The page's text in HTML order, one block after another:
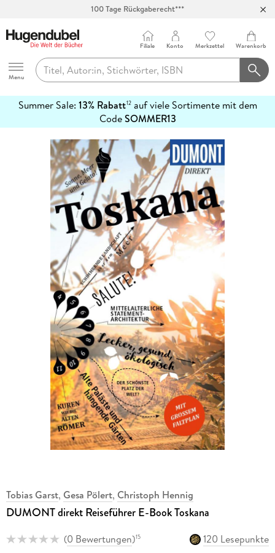
100 Tage Rückgaberecht***
Hugendubel
Menu
Filiale Konto Merkzettel Warenkorb
Summer Sale: 13% Rabatt12auf viele Sortimente mit dem
CodeSOMMER13
erfahren
Tobias Garst, Gesa Pölert, Christoph Hennig
DUMONT direkt Reiseführer E-Book Toskana
(0 Bewertungen)15
120 Lesepunkte